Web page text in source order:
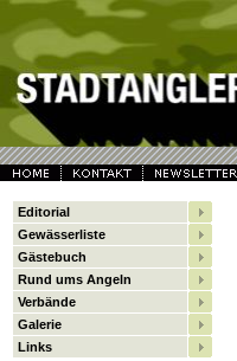
Editorial
Gewässerliste
Gästebuch
Rund ums Angeln
Verbände
Galerie
Links